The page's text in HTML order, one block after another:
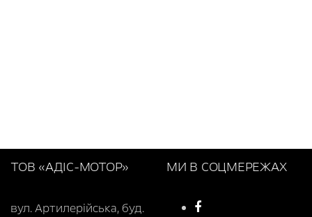
ТОВ «АДІС-МОТОР»
вул. Артилерійська, буд.
МИ В СОЦМЕРЕЖАХ